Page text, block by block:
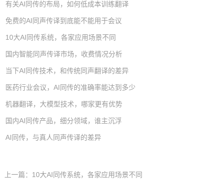
有关AI同传的布局，如何低成本训练翻译
免费的AI同声传译到底能不能用于会议
10大AI同传系统，各家应用场景不同
国内智能同声传译市场，收费情况分析
当下AI同传技术，和传统同声翻译的差异
医药行业会议，AI同传的准确率能达到多少
机器翻译，大模型技术，哪家更有优势
国内AI同传产品，细分领域，谁主沉浮
AI同传，与真人同声传译的差异
上一篇： 10大AI同传系统，各家应用场景不同